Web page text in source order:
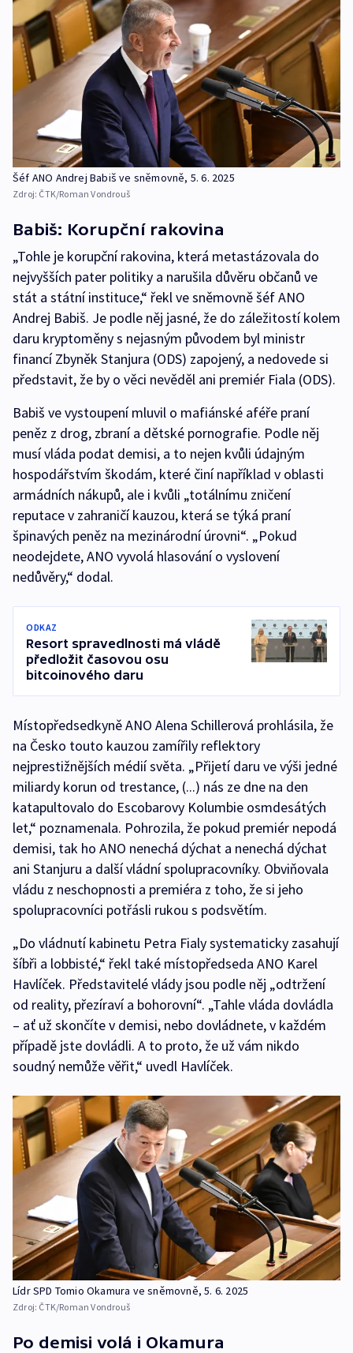
Šéf ANO Andrej Babiš ve sněmovně, 5. 6. 2025
Zdroj: ČTK/Roman Vondrouš
Babiš: Korupční rakovina
„Tohle je korupční rakovina, která metastázovala do
nejvyšších pater politiky a narušila důvěru občanů ve
stát a státní instituce,“ řekl ve sněmovně šéf ANO
Andrej Babiš. Je podle něj jasné, že do záležitostí kolem
daru kryptoměny s nejasným původem byl ministr
financí Zbyněk Stanjura (ODS) zapojený, a nedovede si
představit, že by o věci nevěděl ani premiér Fiala (ODS).
Babiš ve vystoupení mluvil o mafiánské aféře praní
peněz z drog, zbraní a dětské pornografie. Podle něj
musí vláda podat demisi, a to nejen kvůli údajným
hospodářstvím škodám, které činí například v oblasti
armádních nákupů, ale i kvůli „totálnímu zničení
reputace v zahraničí kauzou, která se týká praní
špinavých peněz na mezinárodní úrovni“. „Pokud
neodejdete, ANO vyvolá hlasování o vyslovení
nedůvěry,“ dodal.
ODKAZ
Resort spravedlnosti má vládě
předložit časovou osu
bitcoinového daru
Místopředsedkyně ANO Alena Schillerová prohlásila, že
na Česko touto kauzou zamířily reflektory
nejprestižnějších médií světa. „Přijetí daru ve výši jedné
miliardy korun od trestance, (...) nás ze dne na den
katapultovalo do Escobarovy Kolumbie osmdesátých
let,“ poznamenala. Pohrozila, že pokud premiér nepodá
demisi, tak ho ANO nenechá dýchat a nenechá dýchat
ani Stanjuru a další vládní spolupracovníky. Obviňovala
vládu z neschopnosti a premiéra z toho, že si jeho
spolupracovníci potřásli rukou s podsvětím.
„Do vládnutí kabinetu Petra Fialy systematicky zasahují
šíbři a lobbisté,“ řekl také místopředseda ANO Karel
Havlíček. Představitelé vlády jsou podle něj „odtržení
od reality, přezíraví a bohorovní“. „Tahle vláda dovládla
– ať už skončíte v demisi, nebo dovládnete, v každém
případě jste dovládli. A to proto, že už vám nikdo
soudný nemůže věřit,“ uvedl Havlíček.
Lídr SPD Tomio Okamura ve sněmovně, 5. 6. 2025
Zdroj: ČTK/Roman Vondrouš
Po demisi volá i Okamura